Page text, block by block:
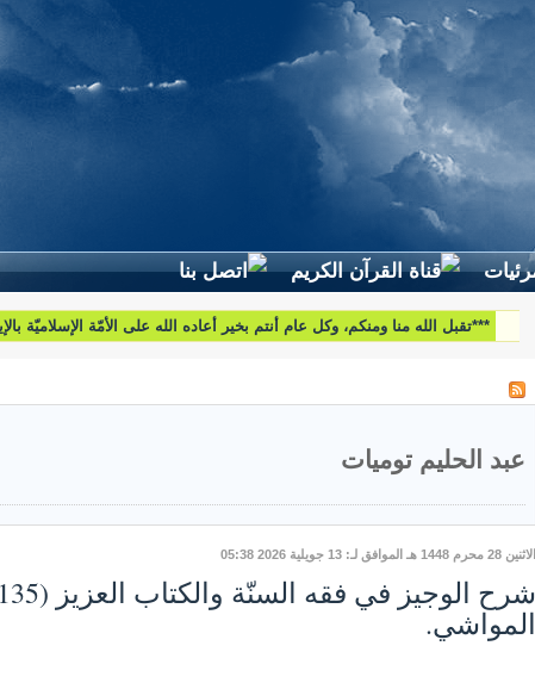
لطرح استفساراتكم وأسئلتكم واقتراحاتكم اتّصلوا بنا على البريد التّالي:
عبد الحليم توميات
الاثنين 28 محرم 1448 هـ الموافق لـ: 13 جويلية 2026 05:38
المواشي.